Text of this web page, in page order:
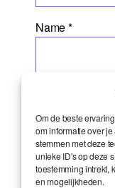
Om de beste
om informatie over
stemmen met deze
unieke ID's op deze
toestemming intrekt,
en mogelijkheden.
Name*
Website